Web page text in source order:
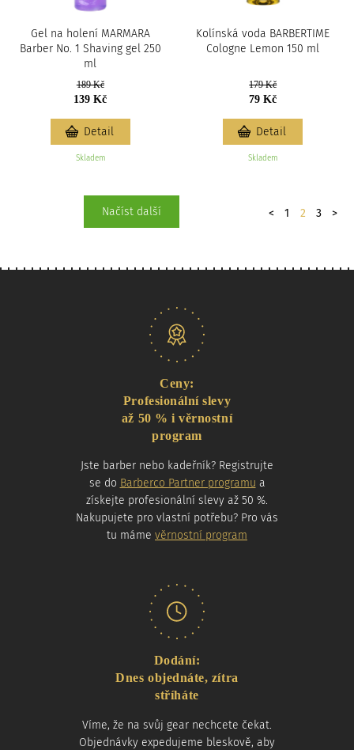
Gel na holení MARMARA
Barber No. 1 Shaving gel 250
ml
189 Kč
139 Kč
Skladem
Detail
Kolínská voda BARBERTIME
Cologne Lemon 150 ml
179 Kč
79 Kč
Skladem
Detail
Načíst další Stránkování
předchozí
< 1 2 3 >
Ceny:
Profesionální slevy
až 50 % i věrnostní
program
Jste barber nebo kadeřník? Registrujte
se do Barberco Partner programu a
získejte profesionální slevy až 50 %.
Nakupujete pro vlastní potřebu? Pro vás
tu máme věrnostní program
Dodání:
Dnes objednáte, zítra
stříháte
Víme, že na svůj gear nechcete čekat.
Objednávky expedujeme bleskově, aby